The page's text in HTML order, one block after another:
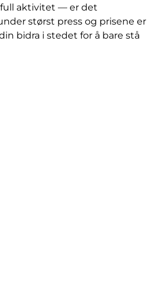
aktivitet — er det
størst press og prisene er
bidra i stedet for å bare stå